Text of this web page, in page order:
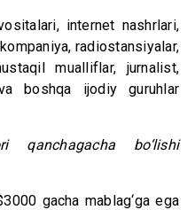
internet nashrlari,
radiostansiyalar,
mualliflar, jurnalist,
boshqa ijodiy guruhlar
qanchagacha bo‘lishi
gacha mablag‘ga ega